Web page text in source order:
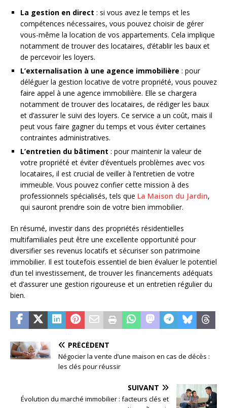
La gestion en direct : si vous avez le temps et les
compétences nécessaires, vous pouvez choisir de gérer
vous-même la location de vos appartements. Cela implique
notamment de trouver des locataires, d’établir les baux et
de percevoir les loyers.
L’externalisation à une agence immobilière : pour
déléguer la gestion locative de votre propriété, vous pouvez
faire appel à une agence immobilière. Elle se chargera
notamment de trouver des locataires, de rédiger les baux
et d’assurer le suivi des loyers. Ce service a un coût, mais il
peut vous faire gagner du temps et vous éviter certaines
contraintes administratives.
L’entretien du bâtiment : pour maintenir la valeur de
votre propriété et éviter d’éventuels problèmes avec vos
locataires, il est crucial de veiller à l’entretien de votre
immeuble. Vous pouvez confier cette mission à des
professionnels spécialisés, tels que La Maison du Jardin,
qui sauront prendre soin de votre bien immobilier.
En résumé, investir dans des propriétés résidentielles
multifamiliales peut être une excellente opportunité pour
diversifier ses revenus locatifs et sécuriser son patrimoine
immobilier. Il est toutefois essentiel de bien évaluer le potentiel
d’un tel investissement, de trouver les financements adéquats
et d’assurer une gestion rigoureuse et un entretien régulier du
bien.
PRÉCÉDENT
Négocier la vente d’une maison en cas de décès :
les clés pour réussir
SUIVANT
Évolution du marché immobilier : facteurs clés et